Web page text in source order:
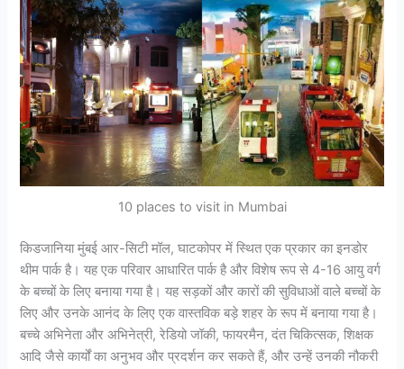
10 places to visit in Mumbai
किडजानिया मुंबई आर-सिटी मॉल, घाटकोपर में स्थित एक प्रकार का इनडोर
थीम पार्क है। यह एक परिवार आधारित पार्क है और विशेष रूप से 4-16 आयु वर्ग
के बच्चों के लिए बनाया गया है। यह सड़कों और कारों की सुविधाओं वाले बच्चों के
लिए और उनके आनंद के लिए एक वास्तविक बड़े शहर के रूप में बनाया गया है।
बच्चे अभिनेता और अभिनेत्री, रेडियो जॉकी, फायरमैन, दंत चिकित्सक, शिक्षक
आदि जैसे कार्यों का अनुभव और प्रदर्शन कर सकते हैं, और उन्हें उनकी नौकरी